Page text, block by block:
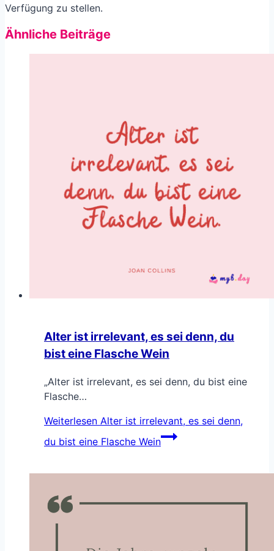
Verfügung zu stellen.
Ähnliche Beiträge
Alter ist irrelevant, es sei denn, du
bist eine Flasche Wein
„Alter ist irrelevant, es sei denn, du bist eine
Flasche…
Weiterlesen Alter ist irrelevant, es sei denn,
du bist eine Flasche Wein